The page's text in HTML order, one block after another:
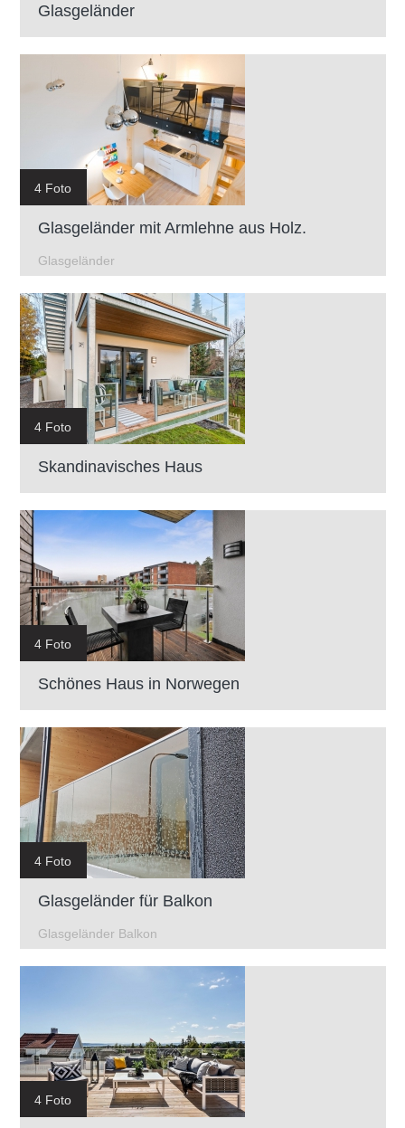
Glasgeländer
4 Foto
Glasgeländer mit Armlehne aus Holz.
Glasgeländer
4 Foto
Skandinavisches Haus
4 Foto
Schönes Haus in Norwegen
4 Foto
Glasgeländer für Balkon
Glasgeländer Balkon
4 Foto